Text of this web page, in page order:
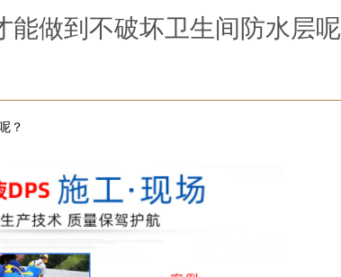
能做到不破坏卫生间防水层呢
？